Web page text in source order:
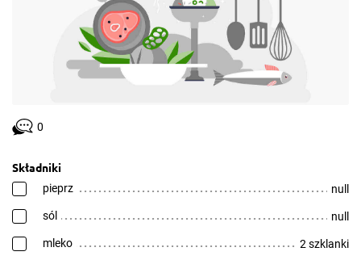
0
Składniki
pieprz null
sól null
mleko 2 szklanki